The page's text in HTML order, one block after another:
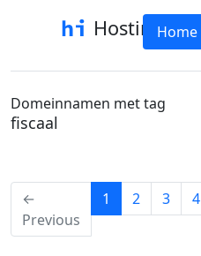
HostinfoHome
Domeinnamen met tag
fiscaal
←
Previous
1 (current)
2 3 4